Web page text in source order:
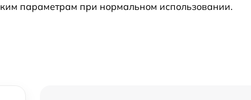
параметрам при нормальном использовании.